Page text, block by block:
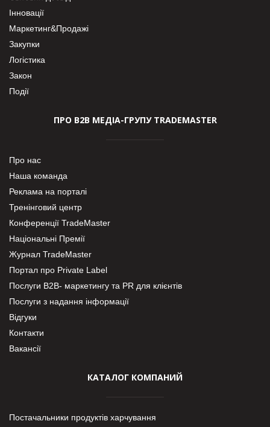
Інновації
Маркетинг&Продажі
Закупки
Логістика
Закон
Події
ПРО В2В МЕДІА-ГРУПУ TRADEMASTER
Про нас
Наша команда
Реклама на порталі
Тренінговий центр
Конференції TradeMaster
Національні Премії
Журнал TradeMaster
Портал про Private Label
Послуги В2В- маркетингу та PR для клієнтів
Послуги з надання інформації
Відгуки
Контакти
Вакансії
КАТАЛОГ КОМПАНИЙ
Постачальники продуктів харчування